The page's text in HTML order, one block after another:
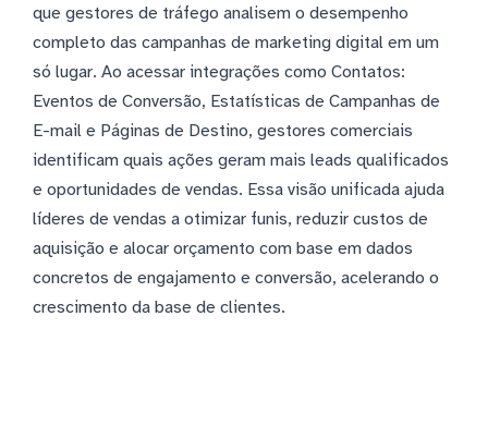
que gestores de tráfego analisem o desempenho
completo das campanhas de marketing digital em um
só lugar. Ao acessar integrações como Contatos:
Eventos de Conversão, Estatísticas de Campanhas de
E-mail e Páginas de Destino, gestores comerciais
identificam quais ações geram mais leads qualificados
e oportunidades de vendas. Essa visão unificada ajuda
líderes de vendas a otimizar funis, reduzir custos de
aquisição e alocar orçamento com base em dados
concretos de engajamento e conversão, acelerando o
crescimento da base de clientes.